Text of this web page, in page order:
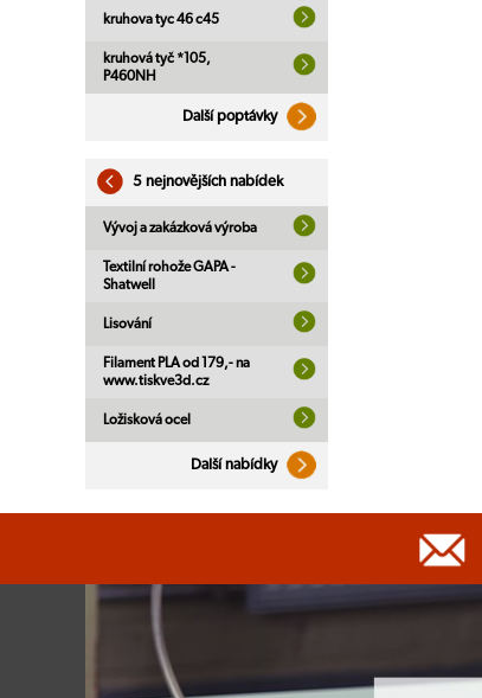
kruhova tyc 46 c45
kruhová tyč *105,
P460NH
Další poptávky
5 nejnovějších nabídek
Vývoj a zakázková výroba
Textilní rohože GAPA -
Shatwell
Lisování
Filament PLA od 179,- na
www.tiskve3d.cz
Ložisková ocel
Další nabídky